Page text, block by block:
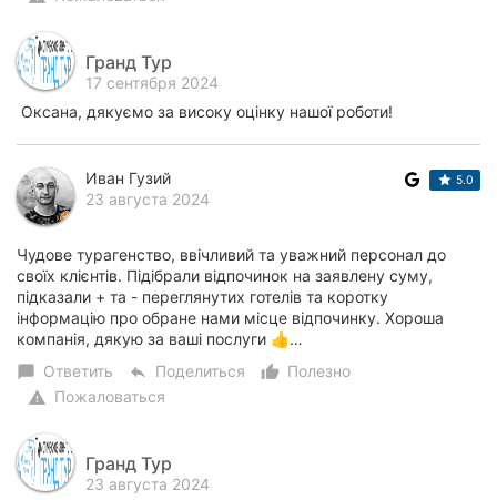
Гранд Тур
17 сентября 2024
Оксана, дякуємо за високу оцінку нашої роботи!
Иван Гузий
23 августа 2024
5.0
Чудове турагенство, ввічливий та уважний персонал до
своїх клієнтів. Підібрали відпочинок на заявлену суму,
підказали + та - переглянутих готелів та коротку
інформацію про обране нами місце відпочинку. Хороша
компанія, дякую за ваші послуги 👍…
chat_bubble Ответить reply Поделиться thumb_up_alt
Полезно
warning Пожаловаться
Гранд Тур
23 августа 2024